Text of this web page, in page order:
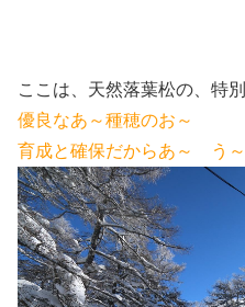
ここは、天然落葉松の、特
優良なあ～種穂のお～
育成と確保だからあ～ う